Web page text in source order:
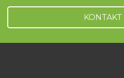
KONTAKT